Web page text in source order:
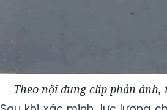
Theo nội dung clip phản